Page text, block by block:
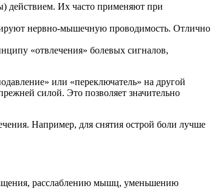
Их часто применяют при
нервно-мышечную проводимость. Отлично
«отвлечения» болевых сигналов,
или «переключатель» на другой
силой. Это позволяет значительно
Например, для снятия острой боли лучше
расслаблению мышц, уменьшению